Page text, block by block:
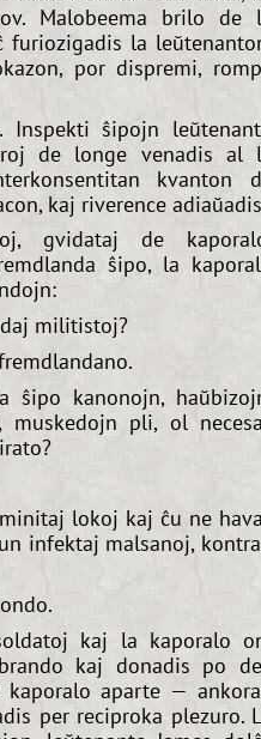
Malobeema brilo de
furiozigadis la
por dispremi,
Inspekti ŝipojn
de longe venadis al
kvanton
kaj riverence
gvidataj de
ŝipo, la
militistoj?
kanonojn,
muskedojn pli, ol
lokoj kaj ĉu ne
infektaj malsanoj,
kaj la kaporalo
kaj donadis po
aparte —
per reciproka plezuro.